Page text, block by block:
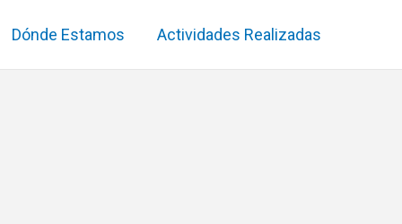
Dónde Estamos Actividades Realizadas